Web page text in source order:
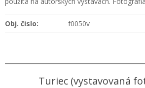
Obj. čislo: f0050v
Turiec (vystavovaná